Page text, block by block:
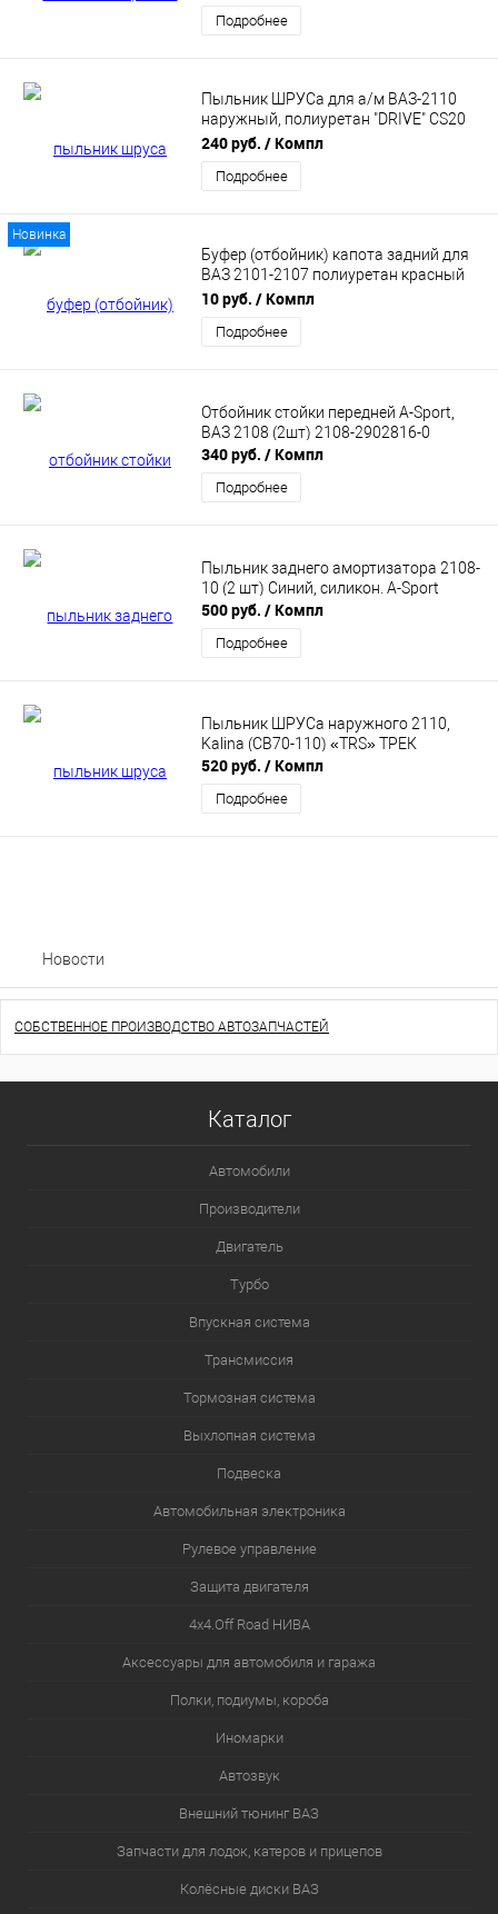
Подробнее
Пыльник ШРУСа для а/м ВАЗ-2110
наружный, полиуретан "DRIVE" CS20
(CS06165)
240 руб. / Компл
Подробнее
Новинка
Буфер (отбойник) капота задний для
ВАЗ 2101-2107 полиуретан красный
АБПА
10 руб. / Компл
Подробнее
Отбойник стойки передней A-Sport,
ВАЗ 2108 (2шт) 2108-2902816-0
340 руб. / Компл
Подробнее
Пыльник заднего амортизатора 2108-
10 (2 шт) Синий, силикон. A-Sport
500 руб. / Компл
Подробнее
Пыльник ШРУСа наружного 2110,
Kalina (CB70-110) «TRS» ТРЕК
520 руб. / Компл
Подробнее
Новости
СОБСТВЕННОЕ ПРОИЗВОДСТВО АВТОЗАПЧАСТЕЙ
Каталог
Автомобили
Производители
Двигатель
Турбо
Впускная система
Трансмиссия
Тормозная система
Выхлопная система
Подвеска
Автомобильная электроника
Рулевое управление
Защита двигателя
4х4.Off Road НИВА
Аксессуары для автомобиля и гаража
Полки, подиумы, короба
Иномарки
Автозвук
Внешний тюнинг ВАЗ
Запчасти для лодок, катеров и прицепов
Колёсные диски ВАЗ